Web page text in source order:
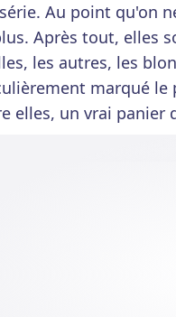
Au point qu'on
Après tout, elles
les autres, les
marqué le
elles, un vrai panier